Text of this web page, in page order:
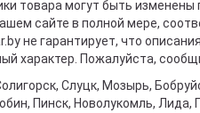
товара могут быть изменены
сайте в полной мере,
не гарантирует, что
характер. Пожалуйста,
Слуцк, Мозырь,
Пинск, Новолукомль,